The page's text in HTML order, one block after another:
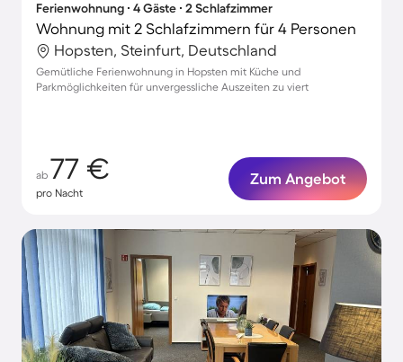
Ferienwohnung ∙ 4 Gäste ∙ 2 Schlafzimmer
Wohnung mit 2 Schlafzimmern für 4 Personen
Hopsten, Steinfurt, Deutschland
Gemütliche Ferienwohnung in Hopsten mit Küche und
Parkmöglichkeiten für unvergessliche Auszeiten zu viert
ab 77 €
pro Nacht
Zum Angebot